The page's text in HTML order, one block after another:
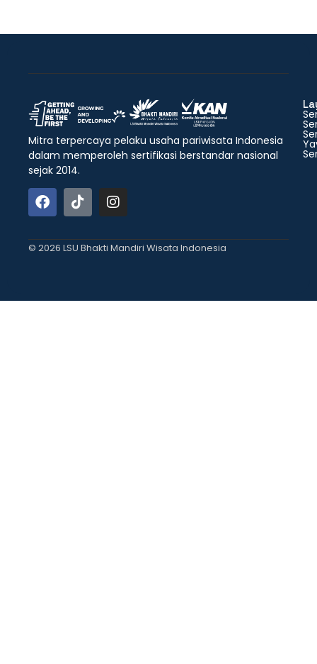
Mitra terpercaya pelaku usaha pariwisata Indonesia
dalam memperoleh sertifikasi berstandar nasional
sejak 2014.
© 2026 LSU Bhakti Mandiri Wisata Indonesia